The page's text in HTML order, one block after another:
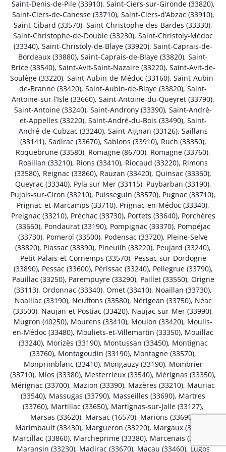
Saint-Denis-de-Pile (33910), Saint-Ciers-sur-Gironde (33820),
Saint-Ciers-de-Canesse (33710), Saint-Ciers-d’Abzac (33910),
Saint-Cibard (33570), Saint-Christophe-des-Bardes (33330),
Saint-Christophe-de-Double (33230), Saint-Christoly-Médoc
(33340), Saint-Christoly-de-Blaye (33920), Saint-Caprais-de-
Bordeaux (33880), Saint-Caprais-de-Blaye (33820), Saint-
Brice (33540), Saint-Avit-Saint-Nazaire (33220), Saint-Avit-de-
Soulège (33220), Saint-Aubin-de-Médoc (33160), Saint-Aubin-
de-Branne (33420), Saint-Aubin-de-Blaye (33820), Saint-
Antoine-sur-l’Isle (33660), Saint-Antoine-du-Queyret (33790),
Saint-Antoine (33240), Saint-Androny (33390), Saint-André-
et-Appelles (33220), Saint-André-du-Bois (33490), Saint-
André-de-Cubzac (33240), Saint-Aignan (33126), Saillans
(33141), Sadirac (33670), Sablons (33910), Ruch (33350),
Roquebrune (33580), Romagne (86700), Romagne (33760),
Roaillan (33210), Rions (33410), Riocaud (33220), Rimons
(33580), Reignac (33860), Rauzan (33420), Quinsac (33360),
Queyrac (33340), Pyla sur Mer (33115), Puybarban (33190),
Pujols-sur-Ciron (33210), Puisseguin (33570), Pugnac (33710),
Prignac-et-Marcamps (33710), Prignac-en-Médoc (33340),
Preignac (33210), Préchac (33730), Portets (33640), Porchères
(33660), Pondaurat (33190), Pompignac (33370), Pompéjac
(33730), Pomerol (33500), Podensac (33720), Pleine-Selve
(33820), Plassac (33390), Pineuilh (33220), Peujard (33240),
Petit-Palais-et-Cornemps (33570), Pessac-sur-Dordogne
(33890), Pessac (33600), Périssac (33240), Pellegrue (33790),
Pauillac (33250), Parempuyre (33290), Paillet (33550), Origne
(33113), Ordonnac (33340), Omet (33410), Noaillan (33730),
Noaillac (33190), Neuffons (33580), Nérigean (33750), Néac
(33500), Naujan-et-Postiac (33420), Naujac-sur-Mer (33990),
Mugron (40250), Mourens (33410), Moulon (33420), Moulis-
en-Médoc (33480), Mouliets-et-Villemartin (33350), Mouillac
(33240), Morizès (33190), Montussan (33450), Montignac
(33760), Montagoudin (33190), Montagne (33570),
Monprimblanc (33410), Mongauzy (33190), Mombrier
(33710), Mios (33380), Mesterrieux (33540), Mérignas (33350),
Mérignac (33700), Mazion (33390), Mazères (33210), Mauriac
(33540), Massugas (33790), Masseilles (33690), Martres
(33760), Martillac (33650), Martignas-sur-Jalle (33127),
Marsas (33620), Marsac (16570), Marions (33690),
Marimbault (33430), Margueron (33220), Margaux (33460)
Marcillac (33860), Marcheprime (33380), Marcenais (33620)
Maransin (33230), Madirac (33670), Macau (33460), Lugos